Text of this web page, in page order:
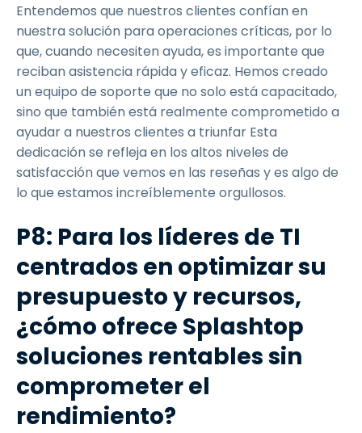
Entendemos que nuestros clientes confían en
nuestra solución para operaciones críticas, por lo
que, cuando necesiten ayuda, es importante que
reciban asistencia rápida y eficaz. Hemos creado
un equipo de soporte que no solo está capacitado,
sino que también está realmente comprometido a
ayudar a nuestros clientes a triunfar Esta
dedicación se refleja en los altos niveles de
satisfacción que vemos en las reseñas y es algo de
lo que estamos increíblemente orgullosos.
P8: Para los líderes de TI
centrados en optimizar su
presupuesto y recursos,
¿cómo ofrece Splashtop
soluciones rentables sin
comprometer el
rendimiento?